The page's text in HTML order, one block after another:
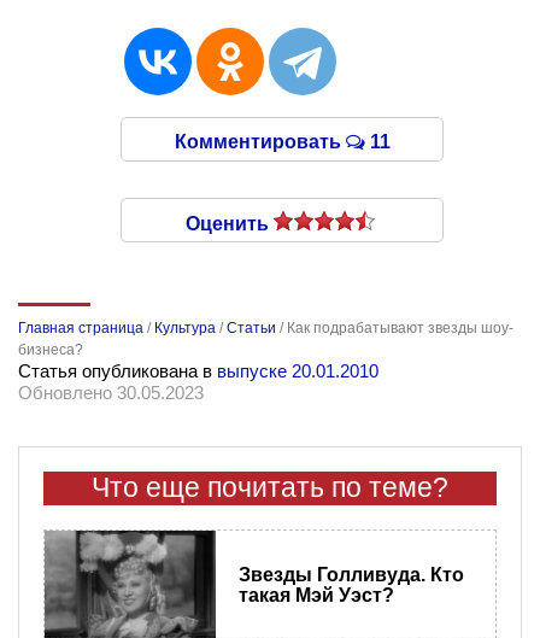
Комментировать 11
Оценить
Главная страница / Культура /Статьи / Как подрабатывают звезды шоу-
бизнеса?
Статья опубликована в выпуске 20.01.2010
Обновлено 30.05.2023
Что еще почитать по теме?
Звезды Голливуда. Кто
такая Мэй Уэст?